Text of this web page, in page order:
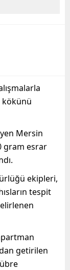
kökünü
Mersin
gram esrar
ekipleri,
tespit
getirilen